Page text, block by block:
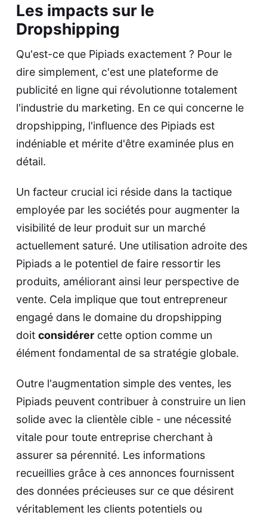
Les impacts sur le
Dropshipping
Qu'est-ce que Pipiads exactement ? Pour le
dire simplement, c'est une plateforme de
publicité en ligne qui révolutionne totalement
l'industrie du marketing. En ce qui concerne le
dropshipping, l'influence des Pipiads est
indéniable et mérite d'être examinée plus en
détail.
Un facteur crucial ici réside dans la tactique
employée par les sociétés pour augmenter la
visibilité de leur produit sur un marché
actuellement saturé. Une utilisation adroite des
Pipiads a le potentiel de faire ressortir les
produits, améliorant ainsi leur perspective de
vente. Cela implique que tout entrepreneur
engagé dans le domaine du dropshipping
doit considérercette option comme un
élément fondamental de sa stratégie globale.
Outre l'augmentation simple des ventes, les
Pipiads peuvent contribuer à construire un lien
solide avec la clientèle cible - une nécessité
vitale pour toute entreprise cherchant à
assurer sa pérennité. Les informations
recueillies grâce à ces annonces fournissent
des données précieuses sur ce que désirent
véritablement les clients potentiels ou